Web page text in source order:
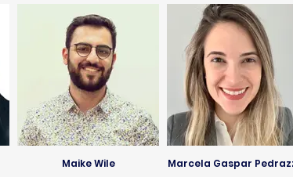
Maike Wile Marcela Gaspar